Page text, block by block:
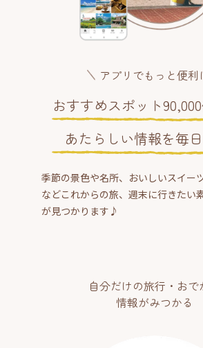
アプリでもっと便利
おすすめスポット
あたらしい情報を毎
季節の景色や名所、おいしいスイー
などこれからの旅、週末に行きたい
が見つかります♪
自分だけの旅行・おで
情報がみつかる